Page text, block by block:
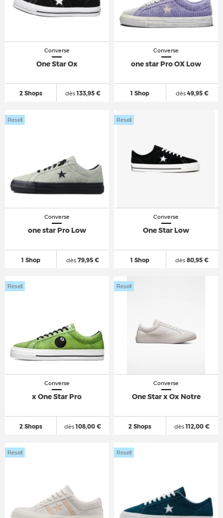
Converse
One Star Ox
2 Shops dès133,95 €
Converse
one star Pro OX Low
1 Shop dès49,95 €
Converse
one star Pro Low
1 Shop
Resell
dès 79,95 €
Converse
One Star Low
1 Shop
Resell
dès 80,95 €
Converse
x One Star Pro
2 Shops
Resell
dès108,00 €
Converse
One Star x Ox Notre
2 Shops
Resell
dès112,00 €
Resell Resell